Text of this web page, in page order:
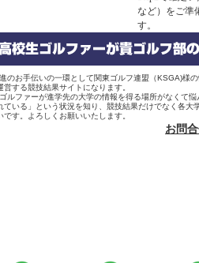
など）をご準
す。
のお手伝いの一環として関東ゴルフ連盟（KSGA)様
営する競技結果サイトになります。
ルファーが進学先の大学の情報を得る場所がなくて悩
ている」という状況を知り、競技結果だけでなく各大
す。よろしくお願いいたします。
お問